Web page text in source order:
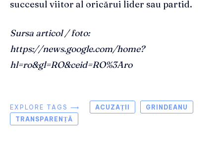
succesul viitor al oricărui lider sau partid.
Sursa articol / foto:
https://news.google.com/home?
hl=ro&gl=RO&ceid=RO%3Aro
EXPLORE TAGS ⟶ ACUZAȚII
GRINDEANU
TRANSPARENȚĂ